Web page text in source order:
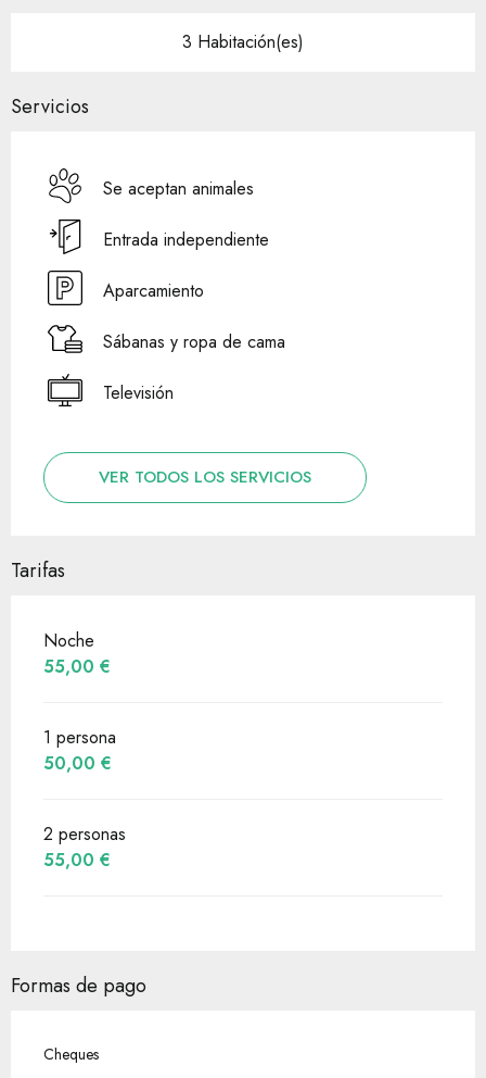
3 Habitación(es)
Servicios
Se aceptan animales
Entrada independiente
Aparcamiento
Sábanas y ropa de cama
Televisión
VER TODOS LOS SERVICIOS
Tarifas
Noche
55,00 €
1 persona
50,00 €
2 personas
55,00 €
Formas de pago
Cheques